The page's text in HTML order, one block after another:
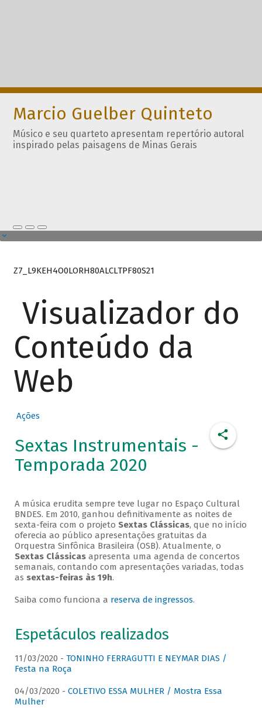
Marcio Guelber Quinteto
Músico e seu quarteto apresentam repertório autoral
inspirado pelas paisagens de Minas Gerais
Z7_L9KEH4O0LORH80ALCLTPF80S21
Visualizador do
Conteúdo da
Web
Ações
Sextas Instrumentais -
Temporada 2020
A música erudita sempre teve lugar no Espaço Cultural
BNDES. Em 2010, ganhou definitivamente as noites de
sexta-feira com o projeto Sextas Clássicas, que no início
oferecia ao público apresentações gratuitas da
Orquestra Sinfônica Brasileira (OSB). Atualmente, o
Sextas Clássicasapresenta uma agenda de concertos
semanais, contando com apresentações variadas, todas
as sextas-feiras às 19h.
Saiba como funciona a reserva de ingressos.
Espetáculos realizados
11/03/2020 - TONINHO FERRAGUTTI E NEYMAR DIAS /
Festa na Roça
04/03/2020 - COLETIVO ESSA MULHER / Mostra Essa
Mulher